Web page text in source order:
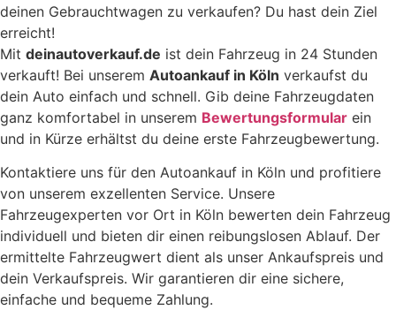
deinen Gebraucht­wagen zu ver­kaufen? Du hast dein Ziel
erreicht!
Mit deinautoverkauf.de ist dein Fahrzeug in 24 Stunden
verkauft! Bei unserem Autoankauf in Köln verkaufst du
dein Auto einfach und schnell. Gib deine Fahrzeugdaten
ganz komfortabel in unserem Bewertungsformular ein
und in Kürze erhältst du deine erste Fahrzeugbewertung.
Kontaktiere uns für den Autoankauf in Köln und profitiere
von unserem exzellenten Service. Unsere
Fahrzeugexperten vor Ort in Köln bewerten dein Fahrzeug
individuell und bieten dir einen reibungslosen Ablauf. Der
ermittelte Fahrzeugwert dient als unser Ankaufspreis und
dein Verkaufspreis. Wir garantieren dir eine sichere,
einfache und bequeme Zahlung.